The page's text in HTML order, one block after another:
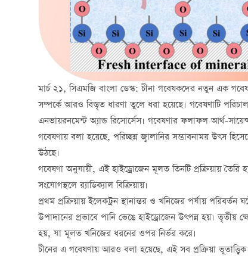
মার্চ ২১, সিএমজি বাংলা ডেস্ক: চীনা গবেষকদের নতুন এক
সম্পর্কে আরও বিস্তৃত ধারণা তুলে ধরা হয়েছে। গবেষণাটি
এনভায়রনমেন্ট অ্যান্ড রিসোর্সেস। গবেষণার ফলাফল আর্থ-
গবেষণায় বলা হয়েছে, পরিচ্ছন্ন জ্বালানির সম্ভাবনাময় উৎস
উঠছে।
গবেষণা অনুযায়ী, এই হাইড্রোজেন মূলত তিনটি প্রক্রিয়ায় তৈরি
সংযোগস্থলে র‍্যাডিক্যাল বিক্রিয়ায়।
প্রথম প্রক্রিয়ায় ইলেকট্রন স্থানান্তর ও খনিজের পর্যায় পরিবর্তন
উপাদানের প্রভাবে পানি ভেঙে হাইড্রোজেন উৎপন্ন হয়। তৃতীয়
হয়, যা মূলত খনিজের ধরনের ওপর নির্ভর করে।
চীনের এ গবেষণায় আরও বলা হয়েছে, এই সব প্রক্রিয়া